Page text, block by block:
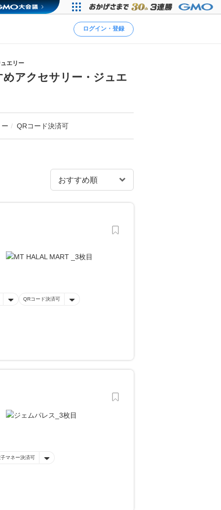
ログイン・登録
エリー
めアクセサリー・ジュエ
QRコード決済可
QRコード決済可
子マネー決済可